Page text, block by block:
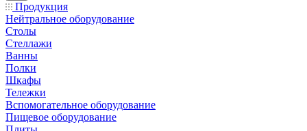
Продукция
Нейтральное оборудование
Столы
Стеллажи
Ванны
Полки
Шкафы
Тележки
Вспомогательное оборудование
Пищевое оборудование